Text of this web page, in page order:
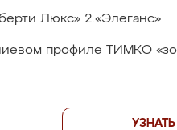
Люкс» 2.«Элеганс»
профиле ТИМКО
УЗНАТЬ